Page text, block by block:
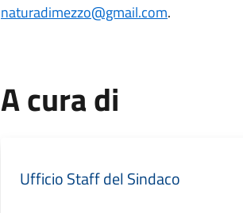
naturadimezzo@gmail.com.
A cura di
Ufficio Staff del Sindaco